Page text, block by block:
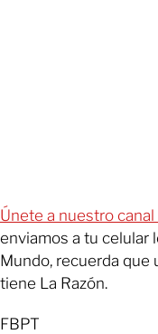
Únete a nuestro
enviamos a tu celular
Mundo, recuerda que
tiene La Razón.
FBPT